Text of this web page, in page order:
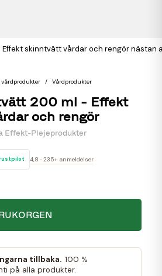
vårdprodukter Vårdprodukter
200 ml - Effekt
och rengör
Effekt-Plejeprodukter
4,8 · 235+ anmeldelser
tillbaka. 100 %
på alla produkter.